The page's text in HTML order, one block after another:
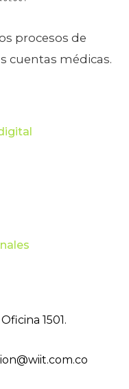
procesos de
cuentas médicas.
1501.